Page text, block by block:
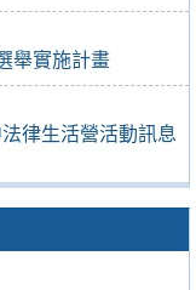
舉實施計畫
律生活營活動訊息